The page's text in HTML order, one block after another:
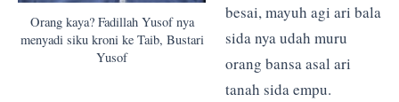
Orang kaya? Fadillah Yusof nya
menyadi siku kroni ke Taib, Bustari
Yusof
besai, mayuh agi ari bala
sida nya udah muru
orang bansa asal ari
tanah sida empu.